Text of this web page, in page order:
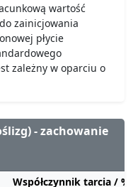
wartość
zainicjowania
płycie
zależny w oparciu o
- zachowanie
Współczynnik tarcia /